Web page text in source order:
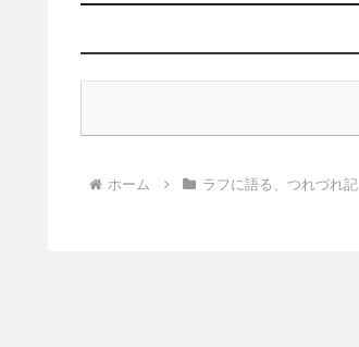
ホーム ラフに語る、つれづれ記